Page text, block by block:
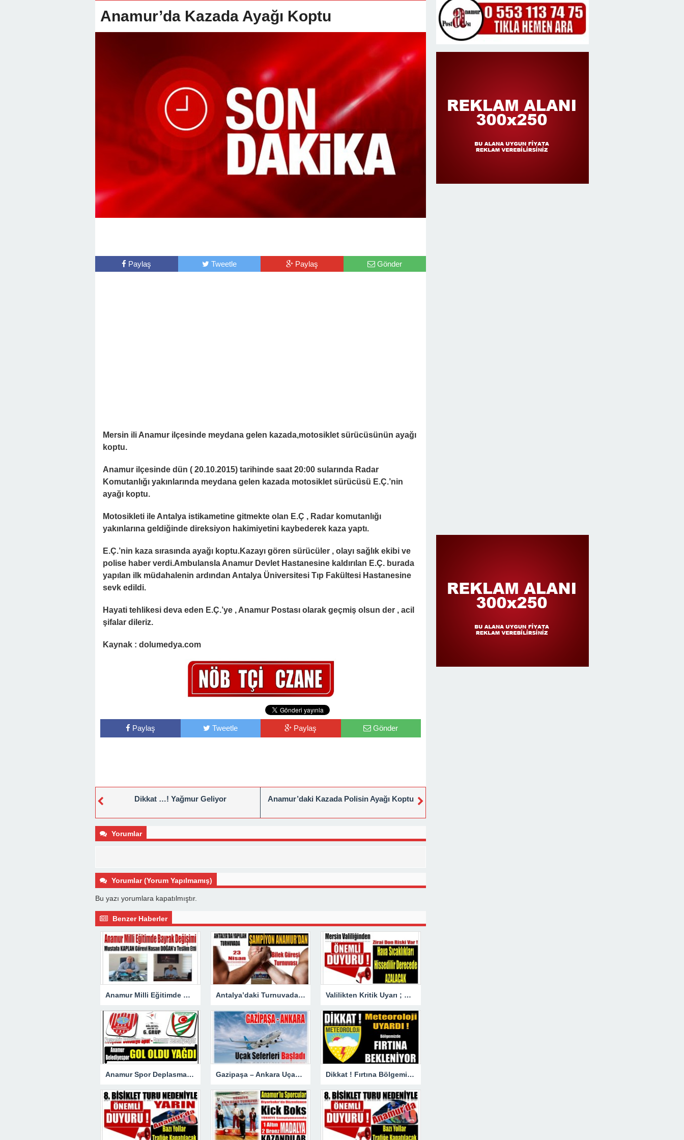
Anamur’da Kazada Ayağı Koptu
Paylaş Tweetle Paylaş Gönder
Mersin ili Anamur ilçesinde meydana gelen kazada,motosiklet sürücüsünün ayağı
koptu.
Anamur ilçesinde dün ( 20.10.2015) tarihinde saat 20:00 sularında Radar
Komutanlığı yakınlarında meydana gelen kazada motosiklet sürücüsü E.Ç.’nin
ayağı koptu.
Motosikleti ile Antalya istikametine gitmekte olan E.Ç , Radar komutanlığı
yakınlarına geldiğinde direksiyon hakimiyetini kaybederek kaza yaptı.
E.Ç.’nin kaza sırasında ayağı koptu.Kazayı gören sürücüler , olayı sağlık ekibi ve
polise haber verdi.Ambulansla Anamur Devlet Hastanesine kaldırılan E.Ç. burada
yapılan ilk müdahalenin ardından Antalya Üniversitesi Tıp Fakültesi Hastanesine
sevk edildi.
Hayati tehlikesi deva eden E.Ç.’ye , Anamur Postası olarak geçmiş olsun der , acil
şifalar dileriz.
Kaynak : dolumedya.com
Paylaş Tweetle Paylaş Gönder
Dikkat …! Yağmur Geliyor Anamur’daki Kazada Polisin Ayağı Koptu
Yorumlar
Yorumlar (Yorum Yapılmamış)
Bu yazı yorumlara kapatılmıştır.
Benzer Haberler
Anamur Milli Eğitimde Görev Değişimi : Hasan DOĞAN Atandı Antalya’daki Turnuvada Şampiyon Anamur’dan Valilikten Kritik Uyarı ; Hava Sıcaklığı Hissedilir Derecede Azalacak!
Anamur Spor Deplasmanda Gol Oldu Yağdı! Gazipaşa – Ankara Uçak Seferleri Başladı Dikkat ! Fırtına Bölgemizde Etkili Olacak